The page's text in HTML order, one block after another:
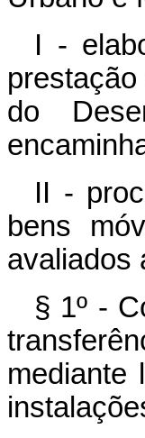
I -
do
II -
bens
avaliados
§ 1º -
mediante